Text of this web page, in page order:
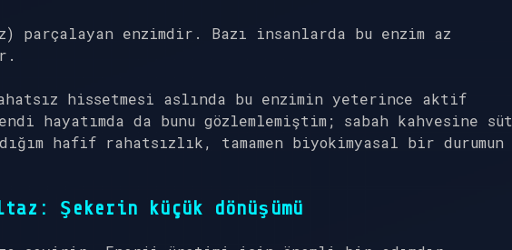
enzimdir. Bazı insanlarda bu enzim az
hissetmesi aslında bu enzimin yeterince aktif
hayatımda da bunu gözlemlemiştim; sabah kahvesine süt
hafif rahatsızlık, tamamen biyokimyasal bir durumun
: Şekerin küçük dönüşümü